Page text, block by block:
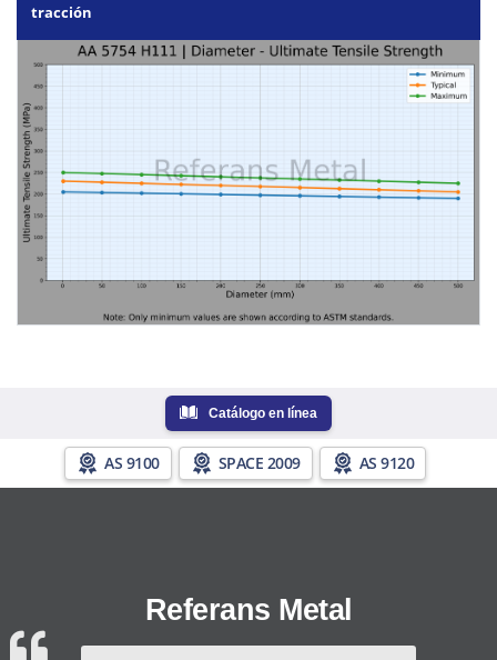
tracción
Catálogo en línea
AS 9100 SPACE 2009 AS 9120
Referans Metal